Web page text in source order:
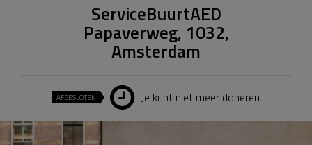
ServiceBuurtAED
Papaverweg, 1032,
Amsterdam
AFGESLOTEN Je kunt niet meer doneren